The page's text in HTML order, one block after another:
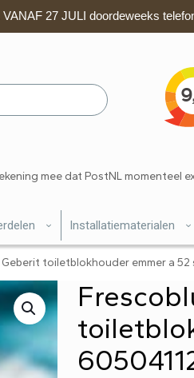
27 JULI doordeweeks
mee dat PostNL
Installatiematerialen
toiletblokhouder emmer a 52